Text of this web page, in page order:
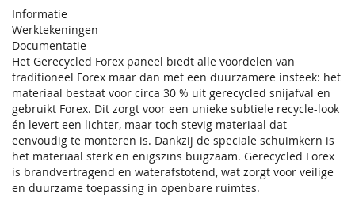
Informatie
Werktekeningen
Documentatie
Het Gerecycled Forex paneel biedt alle voordelen van
traditioneel Forex maar dan met een duurzamere insteek: het
materiaal bestaat voor circa 30 % uit gerecycled snijafval en
gebruikt Forex. Dit zorgt voor een unieke subtiele recycle-look
én levert een lichter, maar toch stevig materiaal dat
eenvoudig te monteren is. Dankzij de speciale schuimkern is
het materiaal sterk en enigszins buigzaam. Gerecycled Forex
is brandvertragend en waterafstotend, wat zorgt voor veilige
en duurzame toepassing in openbare ruimtes.